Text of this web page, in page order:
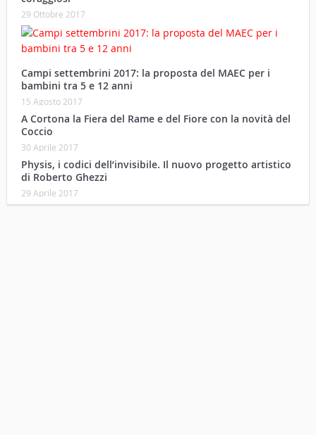
29 Ottobre 2017
Campi settembrini 2017: la proposta del MAEC per i
bambini tra 5 e 12 anni
15 Agosto 2017
A Cortona la Fiera del Rame e del Fiore con la novità del
Coccio
30 Aprile 2017
Physis, i codici dell’invisibile. Il nuovo progetto artistico
di Roberto Ghezzi
29 Aprile 2017